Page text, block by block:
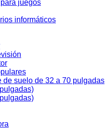
juegos
informáticos
de suelo de 32 a 70 pulgadas